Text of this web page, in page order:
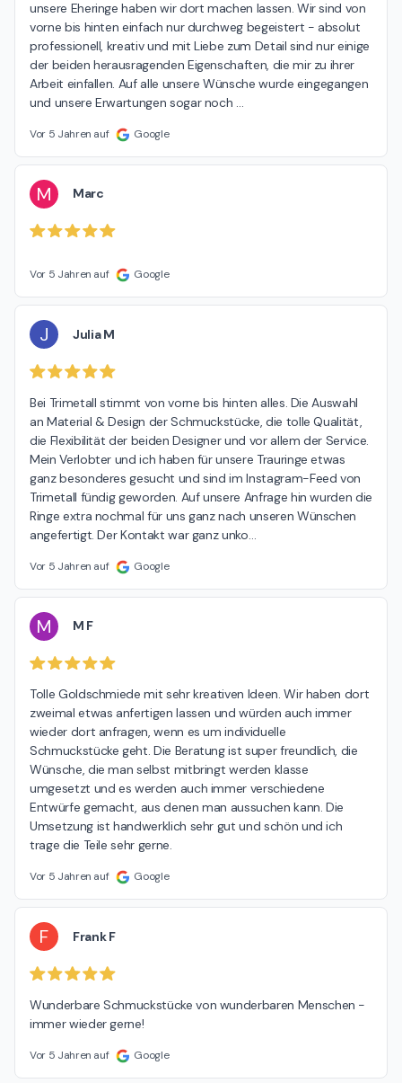
unsere Eheringe haben wir dort machen lassen. Wir sind von
vorne bis hinten einfach nur durchweg begeistert - absolut
professionell, kreativ und mit Liebe zum Detail sind nur einige
der beiden herausragenden Eigenschaften, die mir zu ihrer
Arbeit einfallen. Auf alle unsere Wünsche wurde eingegangen
und unsere Erwartungen sogar noch
Vor 5 Jahren auf Google
M Marc
Vor 5 Jahren auf Google
J Julia M
Bei Trimetall stimmt von vorne bis hinten alles. Die Auswahl
an Material & Design der Schmuckstücke, die tolle Qualität,
die Flexibilität der beiden Designer und vor allem der Service.
Mein Verlobter und ich haben für unsere Trauringe etwas
ganz besonderes gesucht und sind im Instagram-Feed von
Trimetall fündig geworden. Auf unsere Anfrage hin wurden die
Ringe extra nochmal für uns ganz nach unseren Wünschen
angefertigt. Der Kontakt war ganz unko…
Vor 5 Jahren auf Google
M M F
Tolle Goldschmiede mit sehr kreativen Ideen. Wir haben dort
zweimal etwas anfertigen lassen und würden auch immer
wieder dort anfragen, wenn es um individuelle
Schmuckstücke geht. Die Beratung ist super freundlich, die
Wünsche, die man selbst mitbringt werden klasse
umgesetzt und es werden auch immer verschiedene
Entwürfe gemacht, aus denen man aussuchen kann. Die
Umsetzung ist handwerklich sehr gut und schön und ich
trage die Teile sehr gerne.
Vor 5 Jahren auf Google
F Frank F
Wunderbare Schmuckstücke von wunderbaren Menschen -
immer wieder gerne!
Vor 5 Jahren auf Google